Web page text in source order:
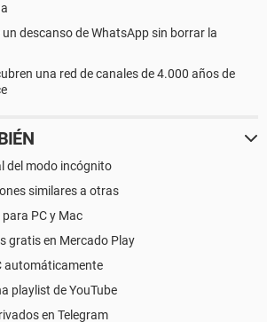
descanso de WhatsApp sin borrar la
una red de canales de 4.000 años de
del modo incógnito
similares a otras
PC y Mac
gratis en Mercado Play
automáticamente
playlist de YouTube
en Telegram